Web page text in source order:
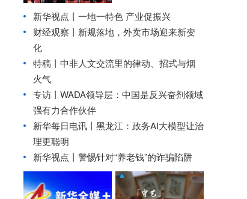
新华视点丨 一地一特色 产业促振兴
财经观察丨 新规落地，外卖市场迎来新变
化
特稿丨中非人文交流里的律动、招式与烟
火气
专访丨WADA领导层：中国是反兴奋剂领域
强有力合作伙伴
新华每日电讯丨 黑龙江：政务AI大模型让治
理更聪明
新华视点丨 警惕针对“养老钱”的诈骗陷阱